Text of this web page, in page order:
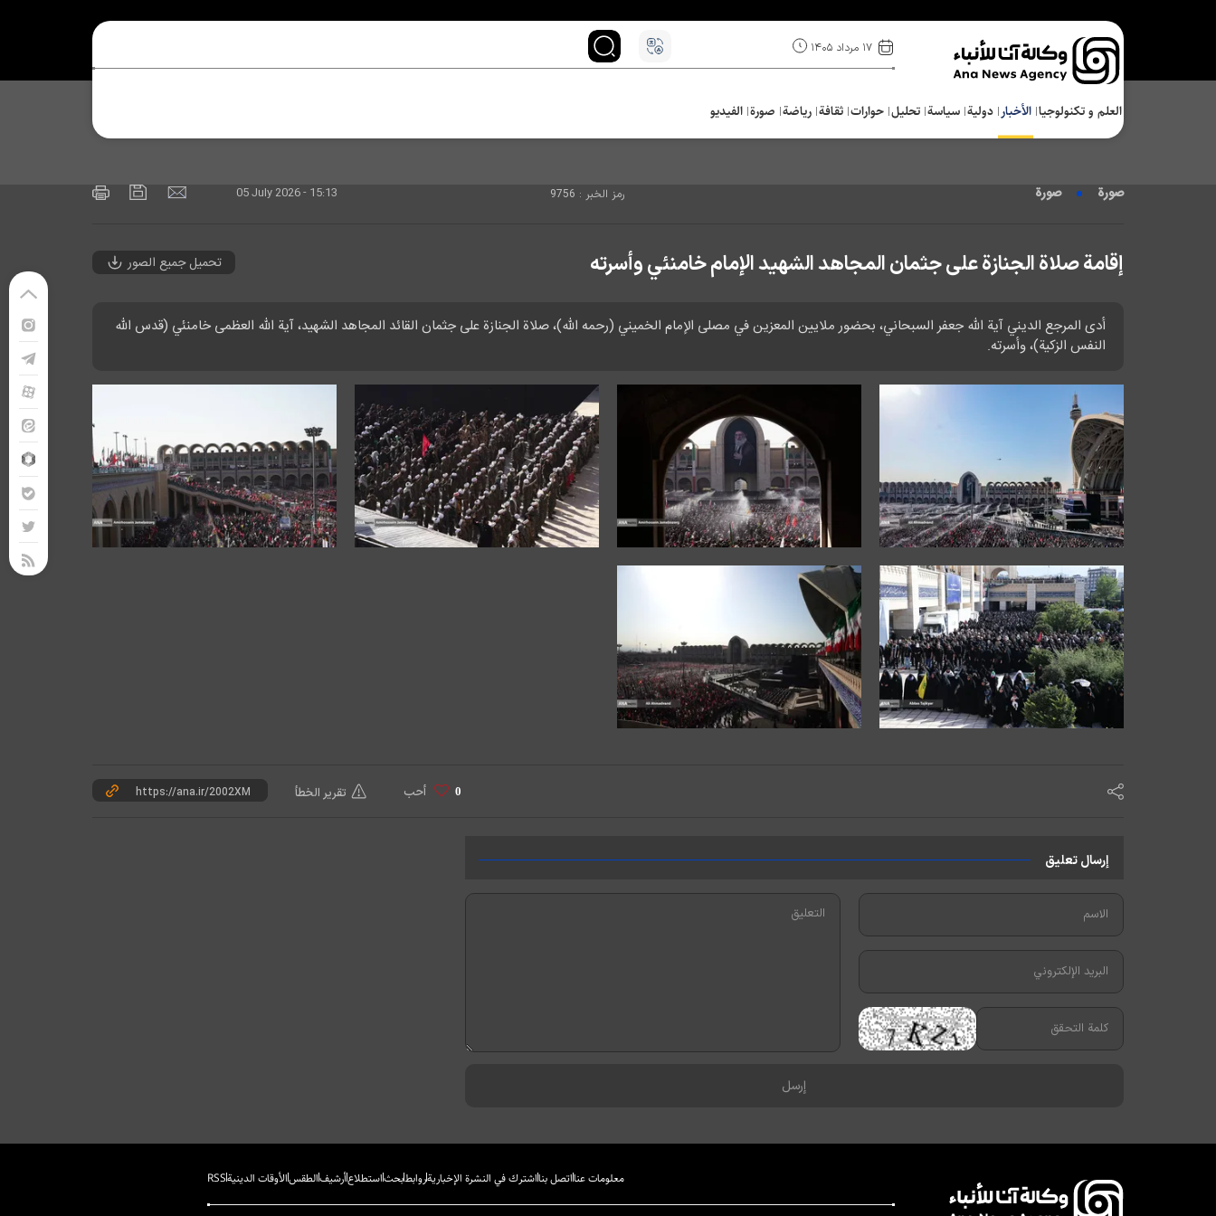
۱۷ مرداد ۱۴۰۵
العلم و تکنولوجیا الأخبار دولية سياسة تحلیل حوارات ثقافة رياضة صورة الفيديو
صورة صورة رمز الخبر : 9756 05 July 2026 - 15:13
إقامة صلاة الجنازة على جثمان المجاهد الشهيد الإمام خامنئي وأسرته تحميل جميع الصور
أدى المرجع الديني آية الله جعفر السبحاني، بحضور ملايين المعزين في مصلى الإمام الخميني (رحمه الله)، صلاة الجنازة على جثمان القائد المجاهد الشهيد، آية الله العظمى خامنئي (قدس الله
النفس الزكية)، وأسرته.
0 أحب تقرير الخطأ
إرسال تعليق
معلومات عنااتصل بنااشترك في النشرة الإخباريةروابطبحثاستطلاعأرشيفالطقسالأوقات الدينيةRSS